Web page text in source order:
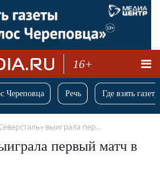
16+
Череповца Речь Где взять
выиграла пер...
первый матч в